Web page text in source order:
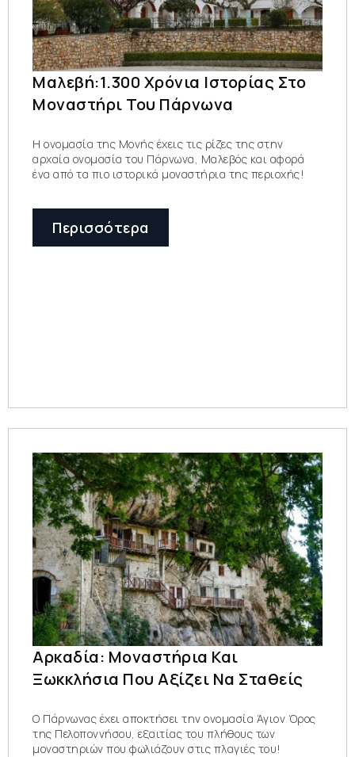
Μαλεβή:1.300 Χρόνια Ιστορίας Στο
Μοναστήρι Του Πάρνωνα
Η ονομασία της Μονής έχεις τις ρίζες της στην
αρχαία ονομασία του Πάρνωνα, Μαλεβός και αφορά
ένα από τα πιο ιστορικά μοναστήρια της περιοχής!
Περισσότερα
Αρκαδία: Μοναστήρια Και
Ξωκκλήσια Που Αξίζει Να Σταθείς
Ο Πάρνωνας έχει αποκτήσει την ονομασία Άγιον Όρος
της Πελοποννήσου, εξαιτίας του πλήθους των
μοναστηριών που φωλιάζουν στις πλαγιές του!